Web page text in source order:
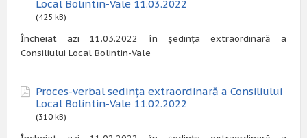
Local Bolintin-Vale 11.03.2022
(425 kB)
Încheiat azi 11.03.2022 în ședința extraordinară a
Consiliului Local Bolintin-Vale
Proces-verbal sedința extraordinară a Consiliului
Local Bolintin-Vale 11.02.2022
(310 kB)